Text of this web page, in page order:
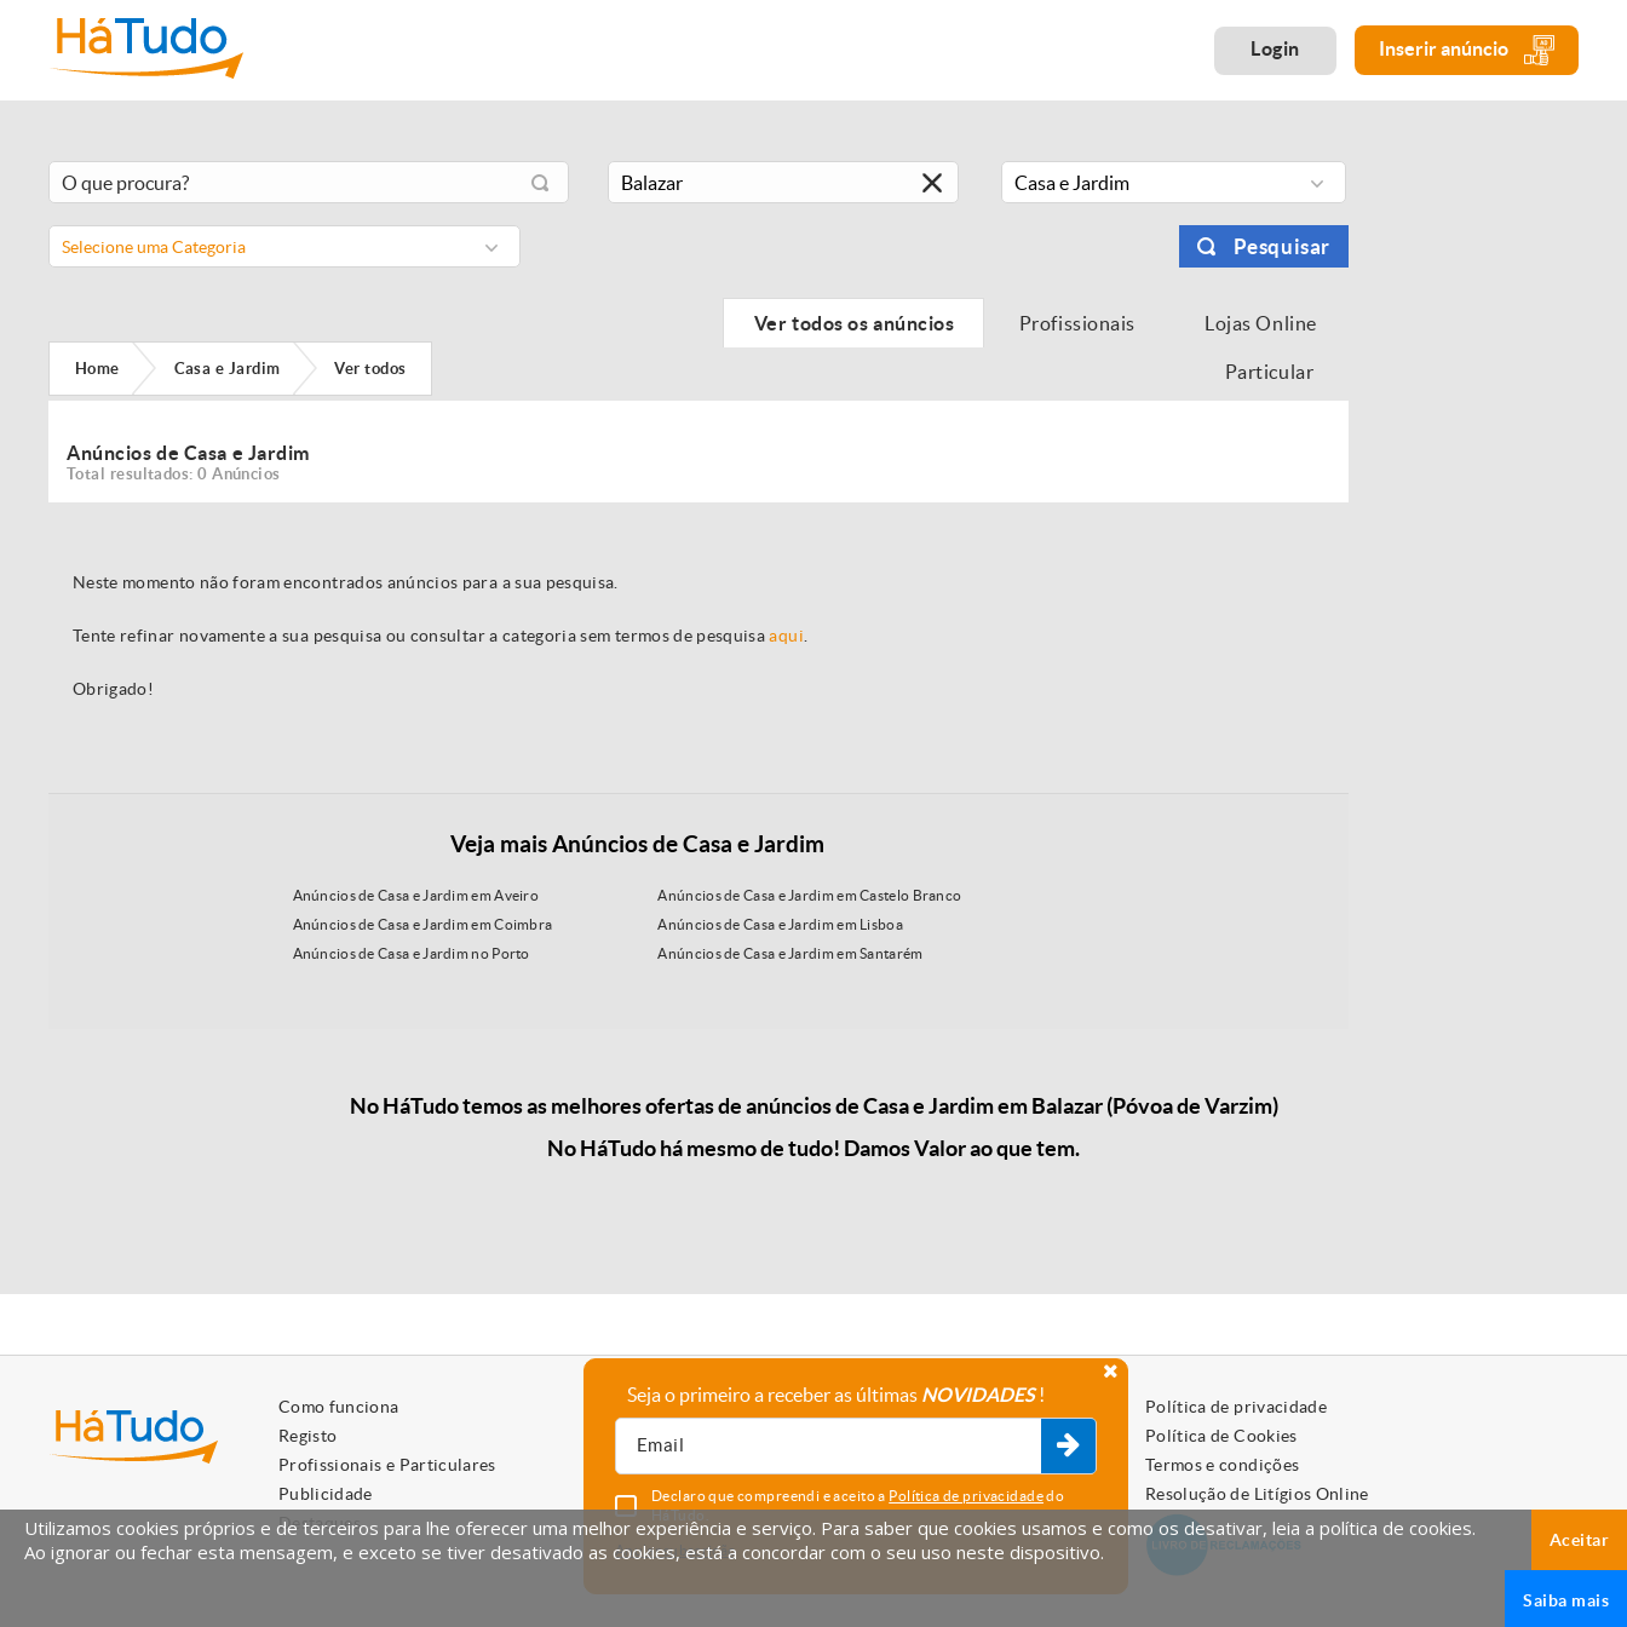
Login Inserir anúncio
Casa e Jardim
Selecione uma Categoria Pesquisar
Home Casa e Jardim Ver todos
Ver todos os anúncios Profissionais Lojas Online
Particular
Anúncios de Casa e Jardim
Total resultados: 0 Anúncios
Neste momento não foram encontrados anúncios para a sua pesquisa.
Tente refinar novamente a sua pesquisa ou consultar a categoria sem termos de pesquisaaqui
Obrigado!
Veja mais Anúncios de Casa e Jardim
Anúncios de Casa e Jardim em Aveiro
Anúncios de Casa e Jardim em Castelo Branco
Anúncios de Casa e Jardim em Coimbra
Anúncios de Casa e Jardim em Lisboa
Anúncios de Casa e Jardim no Porto
Anúncios de Casa e Jardim em Santarém
No HáTudo temos as melhores ofertas de anúncios de Casa e Jardim em Balazar (Póvoa de Varzim)
No HáTudo há mesmo de tudo! Damos Valor ao que tem.
Como funciona
Registo
Profissionais e Particulares
Publicidade
Destaques
A empresa
Parceiros
Política de privacidade
Política de Cookies
Termos e condições
Resolução de Litígios Online
Seja o primeiro a receber as últimas NOVIDADES!
Declaro que compreendi e aceito a Política de privacidadedo
HáTudo.
Anular subscrição
Utilizamos cookies próprios e de terceiros para lhe oferecer uma melhor experiência e serviço. Para saber que cookies usamos e como os desativar, leia a política de cookies.
Ao ignorar ou fechar esta mensagem, e exceto se tiver desativado as cookies, está a concordar com o seu uso neste dispositivo.
Aceitar
Saiba mais